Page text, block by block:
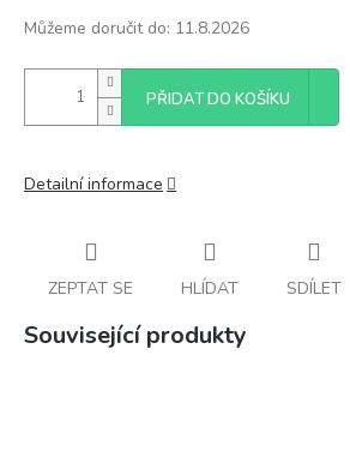
Můžeme doručit do: 11.8.2026
PŘIDAT DO KOŠÍKU
Detailní informace
ZEPTAT SE HLÍDAT SDÍLET
Související produkty